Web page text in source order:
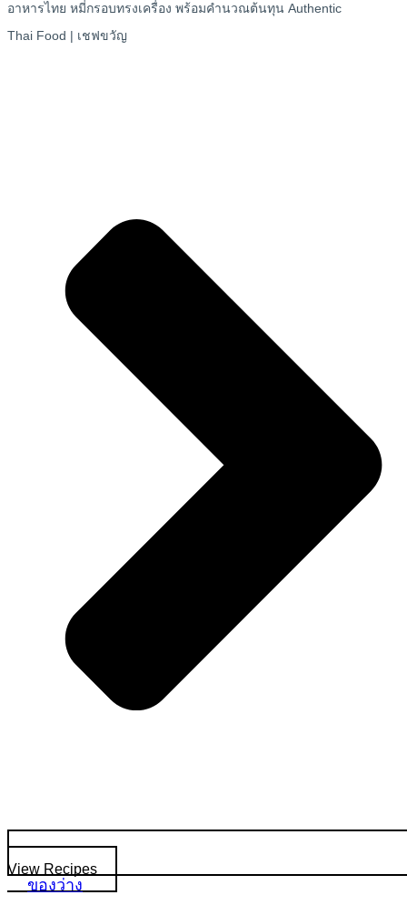
อาหารไทย หมี่กรอบทรงเครื่อง พร้อมคำนวณต้นทุน Authentic
Thai Food | เชฟขวัญ
View Recipes
ของว่าง